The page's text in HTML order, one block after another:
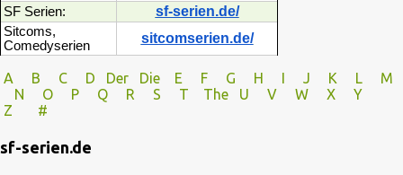
SF Serien: sf-serien.de/
Sitcoms,
Comedyserien
sitcomserien.de/
A B C D Der Die E F G H I J K L
M
N
O P Q R S T The U V
W X Y
Z
#
sf-serien.de